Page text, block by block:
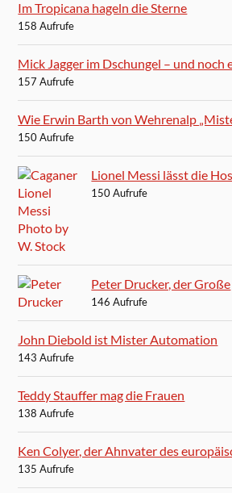
Im Tropicana hageln die Sterne
158 Aufrufe
Mick Jagger im Dschungel – und noch
157 Aufrufe
Wie Erwin Barth von Wehrenalp
150 Aufrufe
Lionel Messi lässt die
150 Aufrufe
Peter Drucker, der Große
146 Aufrufe
John Diebold ist Mister Automation
143 Aufrufe
Teddy Stauffer mag die Frauen
138 Aufrufe
Ken Colyer, der Ahnvater des
135 Aufrufe